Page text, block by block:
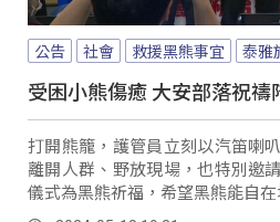
公告 社會 救援黑熊事宜 泰雅
受困小熊傷癒 大安部落祝禱
打開熊籠，護管員立刻以汽笛喇
離開人群、野放現場，也特別邀
儀式為黑熊祈福，希望黑熊能自